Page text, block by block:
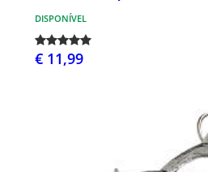
DISPONÍVEL
€ 11,99